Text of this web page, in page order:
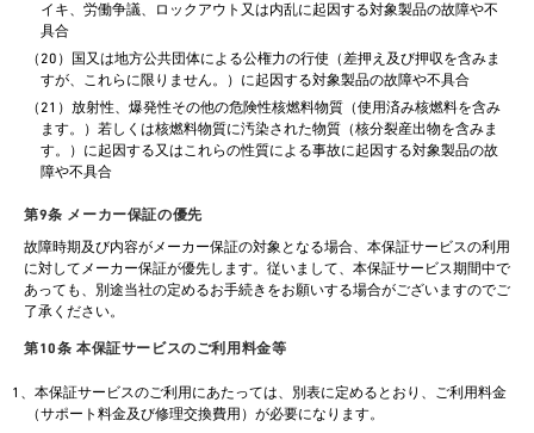
イキ、労働争議、ロックアウト又は内乱に起因する対象製品の故障や不
具合
（20）国又は地方公共団体による公権力の行使（差押え及び押収を含みま
すが、これらに限りません。）に起因する対象製品の故障や不具合
（21）放射性、爆発性その他の危険性核燃料物質（使用済み核燃料を含み
ます。）若しくは核燃料物質に汚染された物質（核分裂産出物を含みま
す。）に起因する又はこれらの性質による事故に起因する対象製品の故
障や不具合
第9条 メーカー保証の優先
故障時期及び内容がメーカー保証の対象となる場合、本保証サービスの利用
に対してメーカー保証が優先します。従いまして、本保証サービス期間中で
あっても、別途当社の定めるお手続きをお願いする場合がございますのでご
了承ください。
第10条 本保証サービスのご利用料金等
1、本保証サービスのご利用にあたっては、別表に定めるとおり、ご利用料金
（サポート料金及び修理交換費用）が必要になります。